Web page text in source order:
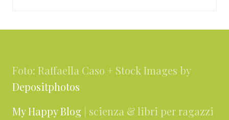
Foto: Raffaella Caso + Stock Images by
Depositphotos
My Happy Blog | scienza & libri per ragazzi